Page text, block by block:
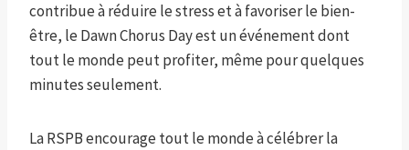
contribue à réduire le stress et à favoriser le bien-
être, le Dawn Chorus Day est un événement dont
tout le monde peut profiter, même pour quelques
minutes seulement.
La RSPB encourage tout le monde à célébrer la